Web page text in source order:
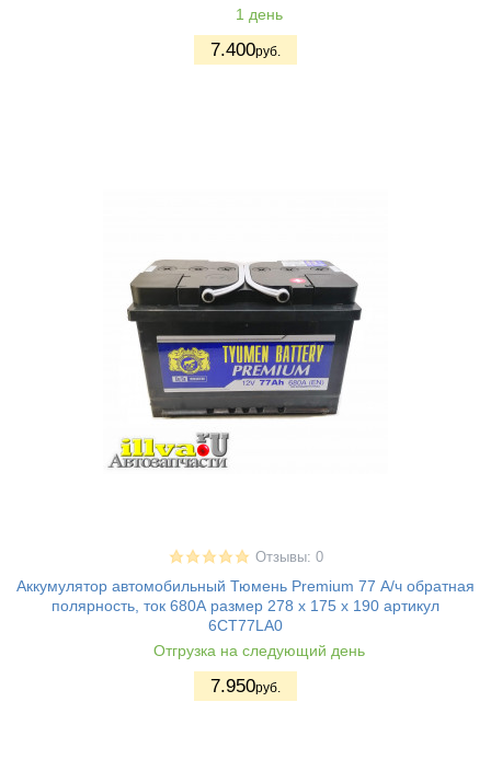
1 день
7.400руб.
Отзывы: 0
Аккумулятор автомобильный Тюмень Premium 77 А/ч обратная
полярность, ток 680А размер 278 х 175 х 190 артикул
6CT77LA0
Отгрузка на следующий день
7.950руб.